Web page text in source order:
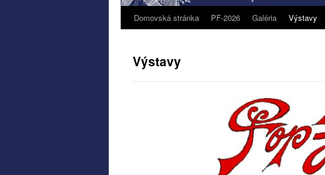
Domovská stránka PF-2026 Galéria Výstavy
Výstavy